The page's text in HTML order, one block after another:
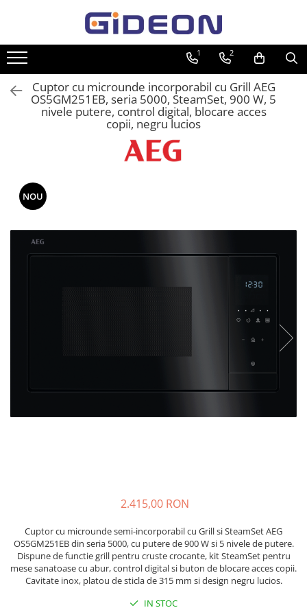
Toate Produsele
Electrocasnice
Electrocasnice mici
Roboti de bucatarie
Hote
Accesorii si Piese Electrocasnice
Accesorii Piese Hote
Congelatoare
Accesorii Piese Cuptoare
Accesorii Piese Cuptoare
Accesorii Electrocasnice Mici
Filtre Purificatoare Aer
Accesorii Piese Aer Conditionat
1 2
Cuptor cu microunde incorporabil cu Grill AEG
OS5GM251EB, seria 5000, SteamSet, 900 W, 5
nivele putere, control digital, blocare acces
copii, negru lucios
NOU
2.415,00 RON
Cuptor cu microunde semi-incorporabil cu Grill si SteamSet AEG
OS5GM251EB din seria 5000, cu putere de 900 W si 5 nivele de putere.
Dispune de functie grill pentru cruste crocante, kit SteamSet pentru
mese sanatoase cu abur, control digital si buton de blocare acces copii.
Cavitate inox, platou de sticla de 315 mm si design negru lucios.
IN STOC